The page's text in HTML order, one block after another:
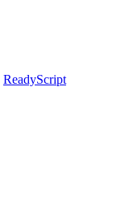
ReadyScript